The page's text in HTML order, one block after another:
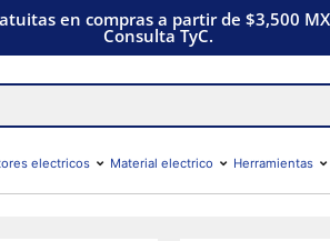
en compras a partir de $3,500
Consulta TyC.
electricos Material electrico Herramientas